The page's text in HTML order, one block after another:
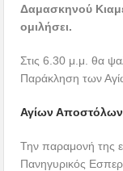
Δαμασκηνού
ομιλήσει.
Στις 6.30 μ.μ. θα
Παράκληση των
Αγίων
Την παραμονή της
Πανηγυρικός